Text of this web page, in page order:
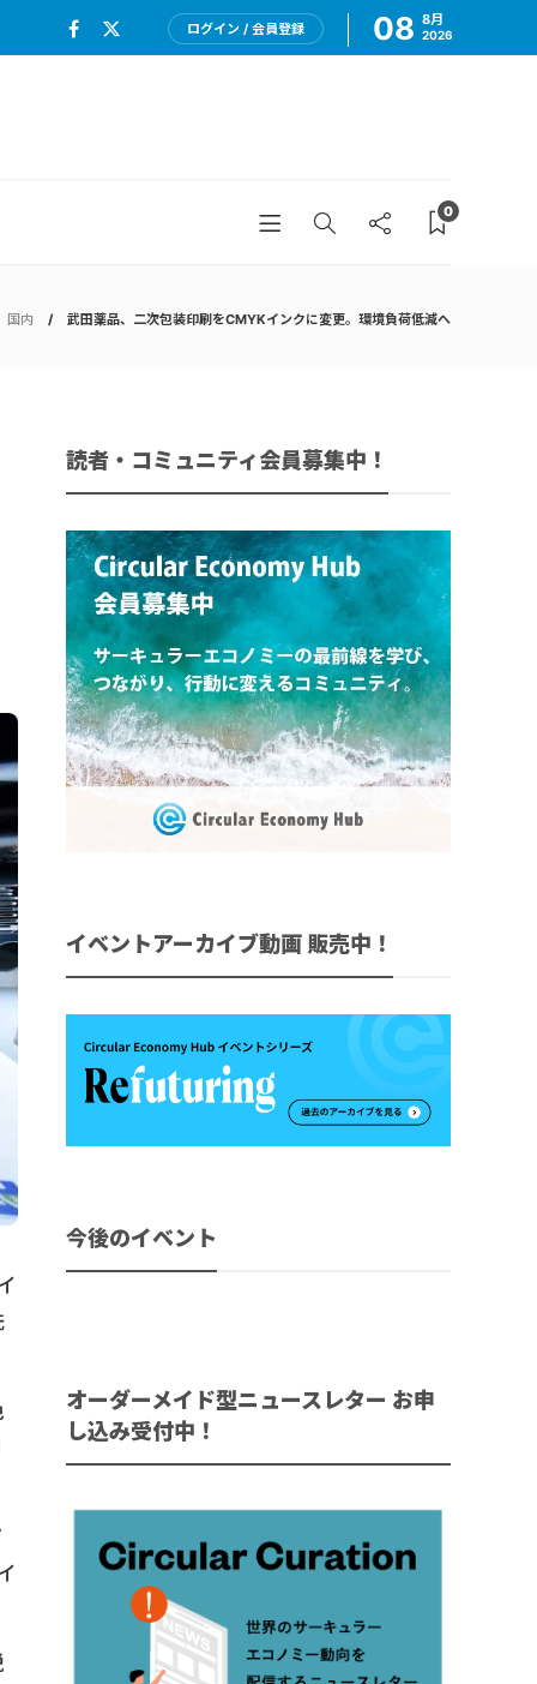
ログイン / 会員登録 08 8月
2026
0
国内 武田薬品、二次包装印刷をCMYKインクに変更。環境負荷低減へ
読者・コミュニティ会員募集中！
イベントアーカイブ動画 販売中！
今後のイベント
オーダーメイド型ニュースレター お申
し込み受付中！